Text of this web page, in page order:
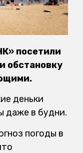
посетили
обстановку
деньки
даже в будни.
погоды в